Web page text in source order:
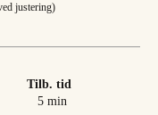
justering)
Tilb. tid
5minutter
min